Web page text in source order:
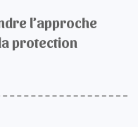
l’approche
protection